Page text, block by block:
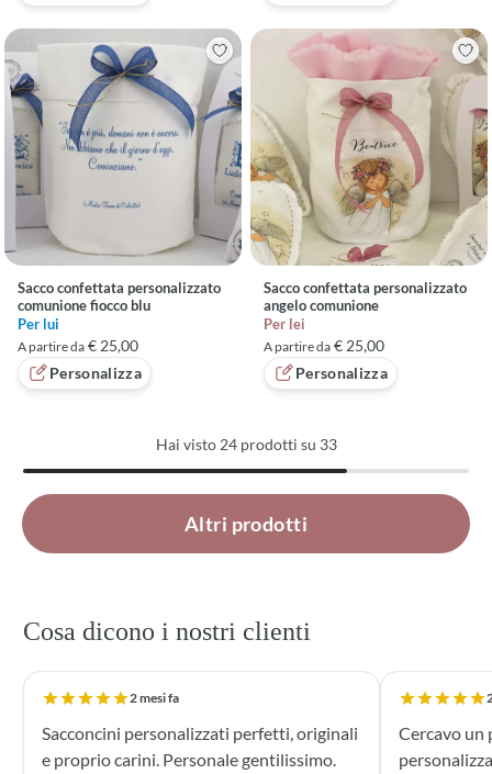
Sacco confettata personalizzato
comunione fiocco blu
Per lui
A partire da € 25,00
Personalizza
Sacco confettata personalizzato
angelo comunione
Per lei
A partire da € 25,00
Personalizza
Hai visto 24prodotti su 33
Altri prodotti
Cosa dicono i nostri clienti
2 mesi fa
Sacconcini personalizzati perfetti, originali
e proprio carini. Personale gentilissimo.
Cercavo